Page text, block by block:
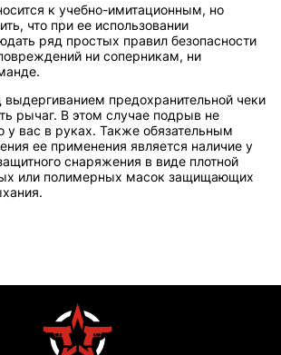
к учебно-имитационным, но
что при ее использовании
ряд простых правил безопасности
ни соперникам, ни
предохранительной чеки
рычаг. В этом случае подрыв не
у вас в руках. Также обязательным
ее применения является наличие у
снаряжения в виде плотной
или полимерных масок защищающих